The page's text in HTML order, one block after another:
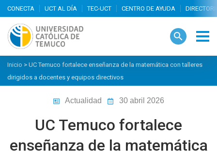
search
Inicio > UC Temuco fortalece enseñanza de la matemática con talleres
dirigidos a docentes y equipos directivos
Actualidad 30 abril 2026
UC Temuco fortalece
enseñanza de la matemática